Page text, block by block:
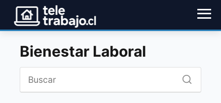
Bienestar Laboral